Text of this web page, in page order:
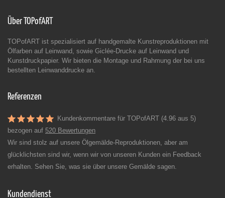
Über TOPofART
TOPofART ist spezialisiert auf handgemalte Kunstreproduktionen mit
Ölfarben auf Leinwand, sowie Giclée-Drucke auf Leinwand und
Kunstdruckpapier. Wir bieten die Montage und Rahmung der bei uns
bestellten Leinwanddrucke an.
Referenzen
Kundenkommentare für TOPofART (4.96 aus 5)
bezogen auf 520 Bewertungen
Wir sind stolz auf unsere Ölgemälde-Reproduktionen, aber am
glücklichsten sind wir, wenn wir von unseren Kunden ein Feedback
erhalten. Sehen Sie, was sie über unsere Gemälde sagen.
Kundendienst